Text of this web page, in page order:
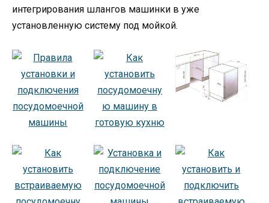
интегрирования шлангов машинки в уже
установленную систему под мойкой.